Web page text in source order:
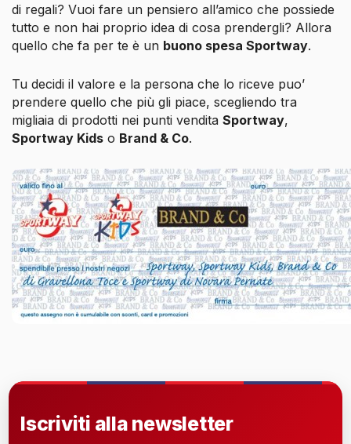
di regali? Vuoi fare un pensiero all’amico che possiede
tutto e non hai proprio idea di cosa prendergli? Allora
quello che fa per te è un buono spesa Sportway.
Tu decidi il valore e la persona che lo riceve puo’
prendere quello che più gli piace, scegliendo tra
migliaia di prodotti nei punti vendita Sportway,
Sportway Kids o Brand & Co.
Iscriviti alla newsletter